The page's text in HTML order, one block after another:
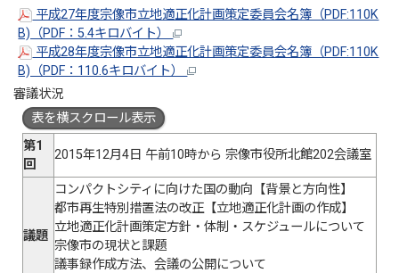
平成27年度宗像市立地適正化計画策定委員会名簿（PDF:110K
B)（PDF：5.4キロバイト）
平成28年度宗像市立地適正化計画策定委員会名簿（PDF:110K
B)（PDF：110.6キロバイト）
審議状況
表を横スクロール表示
第1
回
2015年12月4日 午前10時から 宗像市役所北館202会議室
議題
コンパクトシティに向けた国の動向【背景と方向性】
都市再生特別措置法の改正【立地適正化計画の作成】
立地適正化計画策定方針・体制・スケジュールについて
宗像市の現状と課題
議事録作成方法、会議の公開について